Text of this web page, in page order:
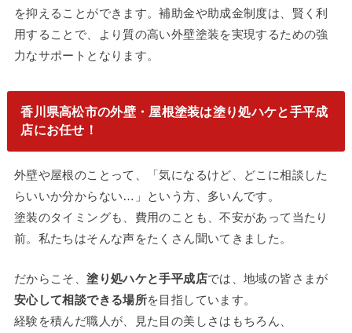
を抑えることができます。補助金や助成金制度は、賢く利
用することで、より質の高い外壁塗装を実現するための強
力なサポートとなります。
香川県高松市の外壁・屋根塗装は塗り処ハケと手平成
店にお任せ！
外壁や屋根のことって、「気になるけど、どこに相談した
らいいか分からない…」という方、多いんです。
塗装のタイミングも、費用のことも、不安があって当たり
前。私たちはそんな声をたくさん聞いてきました。
だからこそ、塗り処ハケと手平成店では、地域の皆さまが
安心して相談できる場所を目指しています。
経験を積んだ職人が、見た目の美しさはもちろん、